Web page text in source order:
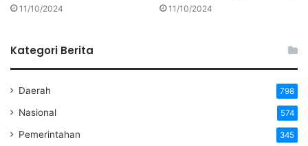
11/10/2024 11/10/2024
Kategori Berita
Daerah 798
Nasional 574
Pemerintahan 345